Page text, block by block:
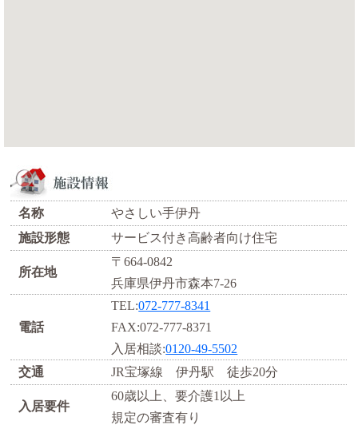
名称
やさしい手伊丹
施設形態
サービス付き高齢者向け住宅
所在地
〒664-0842
兵庫県伊丹市森本7-26
電話
TEL:072-777-8341
FAX:072-777-8371
入居相談:0120-49-5502
交通
JR宝塚線 伊丹駅 徒歩20分
入居要件
60歳以上、要介護1以上
規定の審査有り